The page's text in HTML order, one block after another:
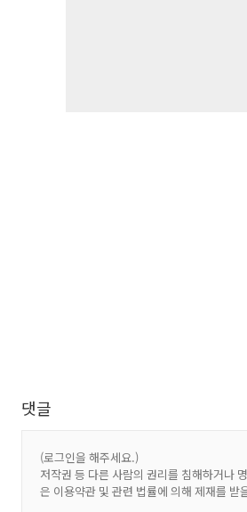
댓글